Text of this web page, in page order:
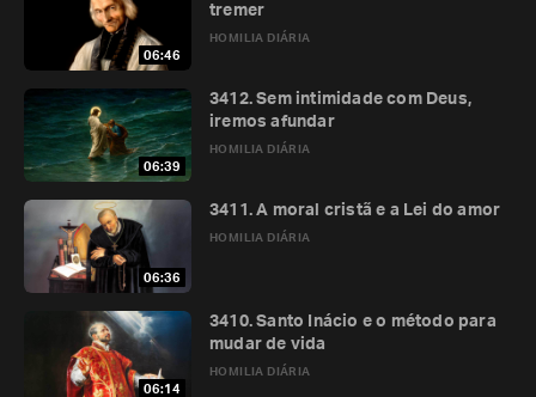
06:46
HOMILIA DIÁRIA
tremer
06:39
HOMILIA DIÁRIA
3412. Sem intimidade com Deus,
iremos afundar
06:36
HOMILIA DIÁRIA
3411. A moral cristã e a Lei do amor
06:14
HOMILIA DIÁRIA
3410. Santo Inácio e o método para
mudar de vida